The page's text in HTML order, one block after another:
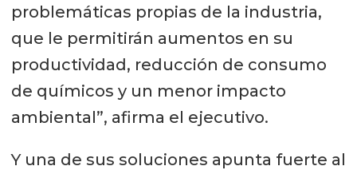
problemáticas propias de la industria,
que le permitirán aumentos en su
productividad, reducción de consumo
de químicos y un menor impacto
ambiental”, afirma el ejecutivo.
Y una de sus soluciones apunta fuerte al